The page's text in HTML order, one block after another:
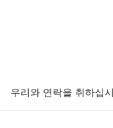
우리와 연락을 취하십